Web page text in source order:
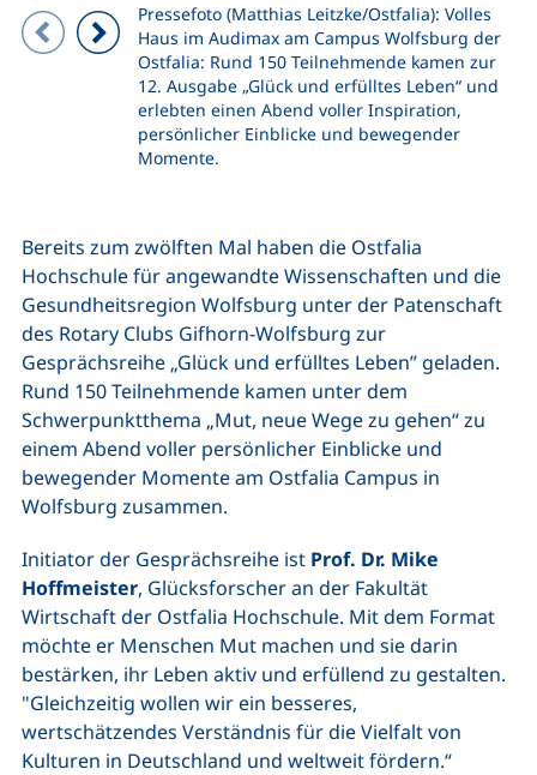
Pressefoto (Matthias Leitzke/Ostfalia): Volles
Haus im Audimax am Campus Wolfsburg der
Ostfalia: Rund 150 Teilnehmende kamen zur
12. Ausgabe „Glück und erfülltes Leben“ und
erlebten einen Abend voller Inspiration,
persönlicher Einblicke und bewegender
Momente.
Zeigt Folie 1 von 4
Vorheriges Bild
Nächstes Bild
Bereits zum zwölften Mal haben die Ostfalia
Hochschule für angewandte Wissenschaften und die
Gesundheitsregion Wolfsburg unter der Patenschaft
des Rotary Clubs Gifhorn-Wolfsburg zur
Gesprächsreihe „Glück und erfülltes Leben” geladen.
Rund 150 Teilnehmende kamen unter dem
Schwerpunktthema „Mut, neue Wege zu gehen“ zu
einem Abend voller persönlicher Einblicke und
bewegender Momente am Ostfalia Campus in
Wolfsburg zusammen.
Initiator der Gesprächsreihe ist Prof. Dr. Mike
Hoffmeister, Glücksforscher an der Fakultät
Wirtschaft der Ostfalia Hochschule. Mit dem Format
möchte er Menschen Mut machen und sie darin
bestärken, ihr Leben aktiv und erfüllend zu gestalten.
"Gleichzeitig wollen wir ein besseres,
wertschätzendes Verständnis für die Vielfalt von
Kulturen in Deutschland und weltweit fördern.“